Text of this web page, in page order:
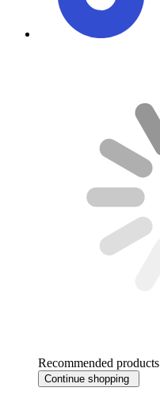
Recommended products
Continue shopping